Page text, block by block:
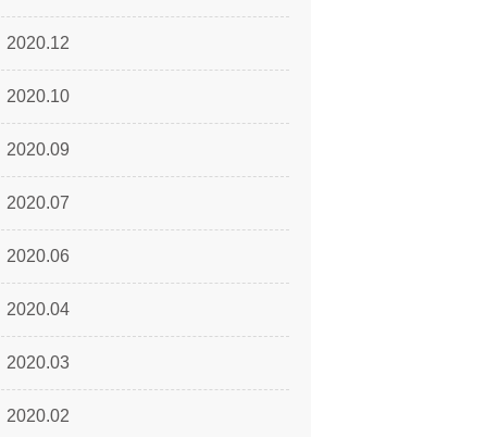
2020.12
2020.10
2020.09
2020.07
2020.06
2020.04
2020.03
2020.02